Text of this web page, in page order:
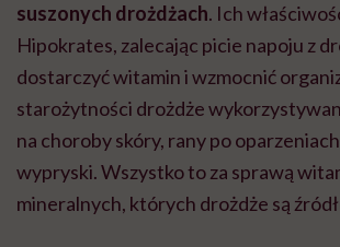
suszonych drożdżach. Ich
Hipokrates, zalecając picie napoju z
dostarczyć witamin i wzmocnić
starożytności drożdże
na choroby skóry, rany po
wypryski. Wszystko to za sprawą
mineralnych, których drożdże są